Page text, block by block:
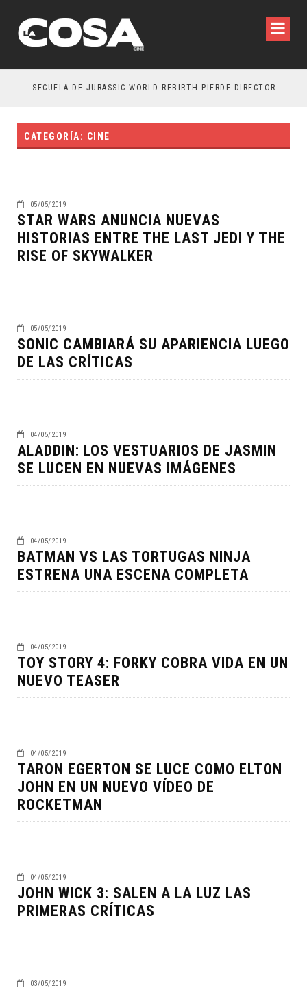
SECUELA DE JURASSIC WORLD REBIRTH PIERDE DIRECTOR
CATEGORÍA: CINE
05/05/2019
STAR WARS ANUNCIA NUEVAS
HISTORIAS ENTRE THE LAST JEDI Y THE
RISE OF SKYWALKER
05/05/2019
SONIC CAMBIARÁ SU APARIENCIA LUEGO
DE LAS CRÍTICAS
04/05/2019
ALADDIN: LOS VESTUARIOS DE JASMIN
SE LUCEN EN NUEVAS IMÁGENES
04/05/2019
BATMAN VS LAS TORTUGAS NINJA
ESTRENA UNA ESCENA COMPLETA
04/05/2019
TOY STORY 4: FORKY COBRA VIDA EN UN
NUEVO TEASER
04/05/2019
TARON EGERTON SE LUCE COMO ELTON
JOHN EN UN NUEVO VÍDEO DE
ROCKETMAN
04/05/2019
JOHN WICK 3: SALEN A LA LUZ LAS
PRIMERAS CRÍTICAS
03/05/2019